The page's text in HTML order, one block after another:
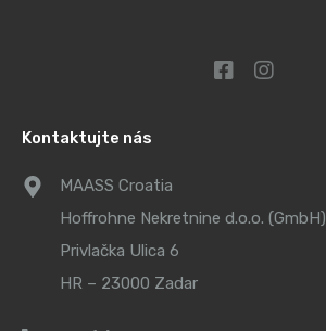
Kontaktujte nás
MAASS Croatia
Hoffrohne Nekretnine d.o.o. (GmbH)
Privlačka Ulica 6
HR – 23000 Zadar